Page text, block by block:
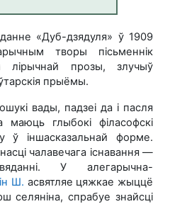
«Дуб-дзядуля» ў 1909
творы пісьменнік
лірычнай прозы, злучыў
прыёмы.
вады, падзеі да і пасля
маюць глыбокі філасофскі
ў іншасказальнай форме.
чалавечага існавання —
У алегарычна-
Ш. асвятляе цяжкае жыццё
селяніна, спрабуе знайсці